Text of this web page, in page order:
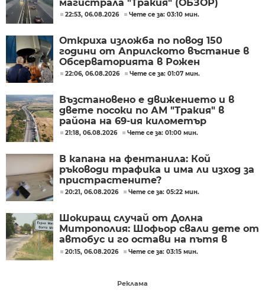
магистрала "Тракия" (ОБЗОР)
22:53, 06.08.2026 Чете се за: 03:10 мин.
Откриха изложба по повод 150
години от Априлското въстание в
Обсерваторията в Рожен
22:06, 06.08.2026 Чете се за: 01:07 мин.
Възстановено е движението и в
двете посоки по АМ "Тракия" в
района на 69-ия километър
21:18, 06.08.2026 Чете се за: 01:00 мин.
В капана на фентанила: Кой
ръководи трафика и има ли изход за
пристрастените?
20:21, 06.08.2026 Чете се за: 05:22 мин.
Шокиращ случай от Долна
Митрополия: Шофьор свали дете от
автобус и го остави на пътя в
жегата
20:15, 06.08.2026 Чете се за: 03:15 мин.
Реклама